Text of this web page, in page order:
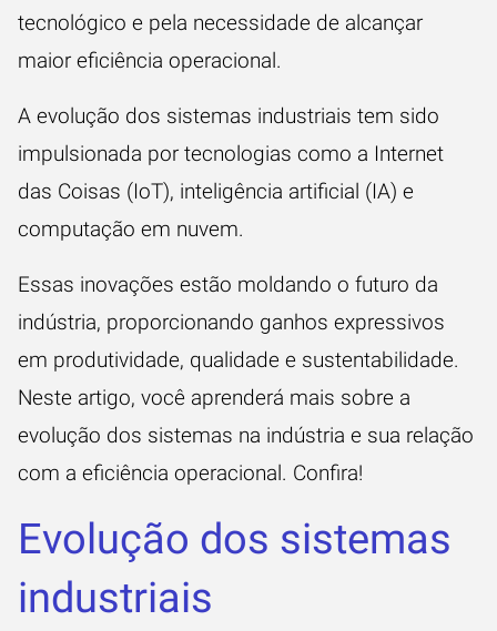
tecnológico e pela necessidade de alcançar
maior eficiência operacional.
A evolução dos sistemas industriais tem sido
impulsionada por tecnologias como a Internet
das Coisas (IoT), inteligência artificial (IA) e
computação em nuvem.
Essas inovações estão moldando o futuro da
indústria, proporcionando ganhos expressivos
em produtividade, qualidade e sustentabilidade.
Neste artigo, você aprenderá mais sobre a
evolução dos sistemas na indústria e sua relação
com a eficiência operacional. Confira!
Evolução dos sistemas
industriais